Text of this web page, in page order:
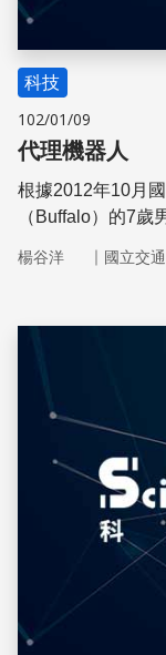
科技
102/01/09
代理機器人
根據2012年10月
（Buffalo）的7歲
和馬鈴薯，且若和
境，決定以互動式
機器人上的攝影
師講課、參與課
楊谷洋 ｜